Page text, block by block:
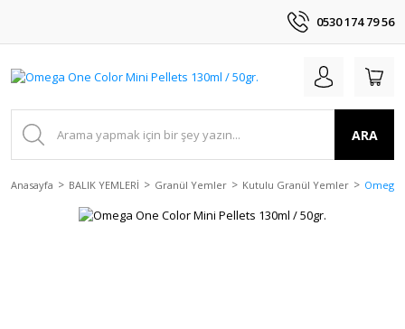
0530 174 79 56
ARA
Anasayfa BALIK YEMLERİ Granül Yemler Kutulu Granül Yemler Omega